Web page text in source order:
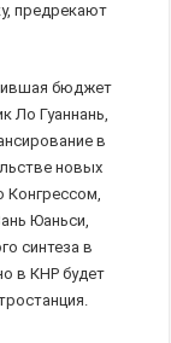
предрекают
бюджет
Ло Гуаннань,
в
новых
Конгрессом,
Юаньси,
синтеза в
в КНР будет